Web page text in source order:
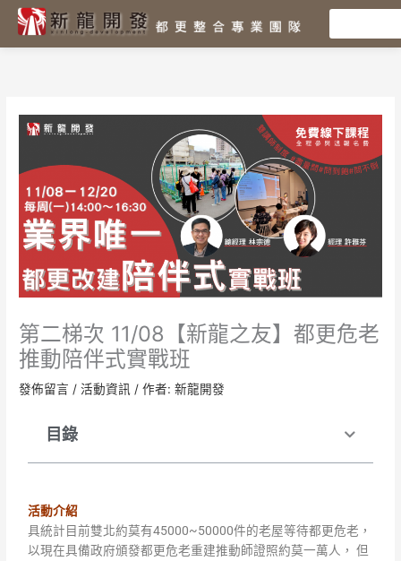
主
第二梯次 11/08【新龍之友】都更危老
推動陪伴式實戰班
發佈留言 /活動資訊 / 作者:新龍開發
目錄
活動介紹
具統計目前雙北約莫有45000~50000件的老屋等待都更危老，
以現在具備政府頒發都更危老重建推動師證照約莫一萬人， 但